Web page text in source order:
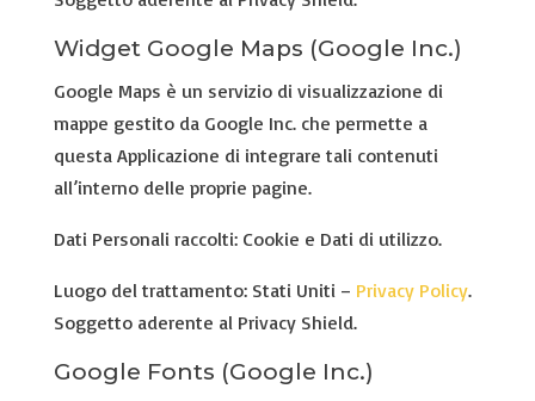
Widget Google Maps (Google Inc.)
Google Maps è un servizio di visualizzazione di
mappe gestito da Google Inc. che permette a
questa Applicazione di integrare tali contenuti
all’interno delle proprie pagine.
Dati Personali raccolti: Cookie e Dati di utilizzo.
Luogo del trattamento: Stati Uniti – Privacy Policy.
Soggetto aderente al Privacy Shield.
Google Fonts (Google Inc.)